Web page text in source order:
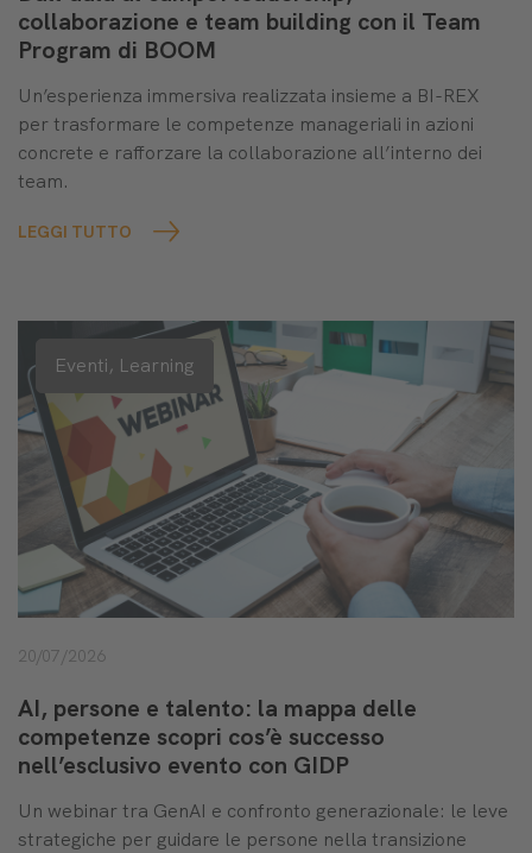
collaborazione e team building con il Team
Program di BOOM
Un’esperienza immersiva realizzata insieme a BI-REX
per trasformare le competenze manageriali in azioni
concrete e rafforzare la collaborazione all’interno dei
team.
LEGGI TUTTO
Eventi, Learning
20/07/2026
AI, persone e talento: la mappa delle
competenze scopri cos’è successo
nell’esclusivo evento con GIDP
Un webinar tra GenAI e confronto generazionale: le leve
strategiche per guidare le persone nella transizione